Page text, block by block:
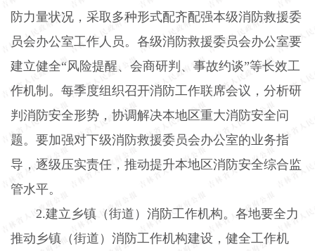
防力量状况，采取多种形式配齐配强本级消防救援委
员会办公室工作人员。各级消防救援委员会办公室要
建立健全“风险提醒、会商研判、事故约谈”等长效工
作机制。每季度组织召开消防工作联席会议，分析研
判消防安全形势，协调解决本地区重大消防安全问
题。要加强对下级消防救援委员会办公室的业务指
导，逐级压实责任，推动提升本地区消防安全综合监
管水平。
2.建立乡镇（街道）消防工作机构。各地要全力
推动乡镇（街道）消防工作机构建设，健全工作机